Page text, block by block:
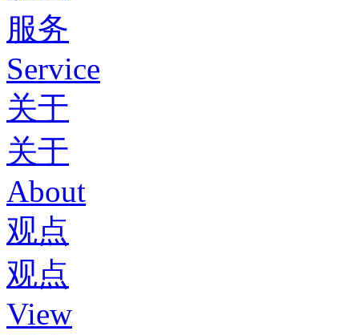
服务
Service
关于
关于
About
观点
观点
View